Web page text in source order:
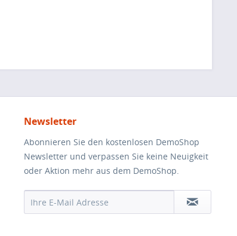
Newsletter
Abonnieren Sie den kostenlosen DemoShop
Newsletter und verpassen Sie keine Neuigkeit
oder Aktion mehr aus dem DemoShop.